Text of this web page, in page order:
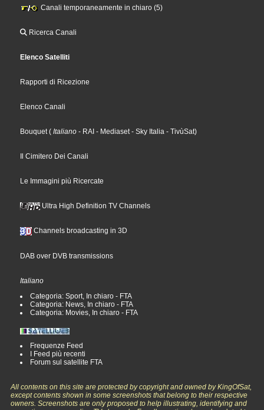
Canali temporaneamente in chiaro (5)
Ricerca Canali
Elenco Satelliti
Rapporti di Ricezione
Elenco Canali
Bouquet( Italiano - RAI - Mediaset- Sky Italia - TivùSat)
Il Cimitero Dei Canali
Le Immagini più Ricercate
Ultra High Definition TV Channels
Channels broadcasting in 3D
DAB over DVB transmissions
Italiano
Categoria: Sport, In chiaro - FTA
Categoria: News, In chiaro - FTA
Categoria: Movies, In chiaro - FTA
Frequenze Feed
I Feed più recenti
Forum sul satellite FTA
All contents on this site are protected by copyright and owned by KingOfSat,
except contents shown in some screenshots that belong to their respective
owners. Screenshots are only proposed to help illustrating, identifying and